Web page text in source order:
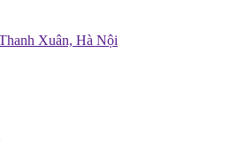
Xuân, Hà Nội